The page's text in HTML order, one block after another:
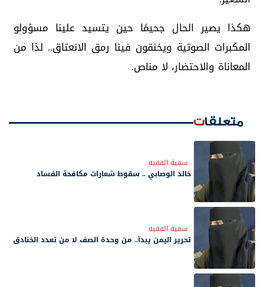
هكذا يصير الحال جحيمًا حين يتسيد علينا مسؤولو
المكبرات الصوتية ويخنقون فينا رمق الانعتاق.. لذا من
المعاناة والاحتضار، لا مناص.
متعلقات
سمية الفقيه
خالد الوصابي .. سقوط شعارات مكافحة الفساد
سمية الفقيه
تحرير اليمن يبدأ.. من وحدة الصف لا من تعدد الخنادق